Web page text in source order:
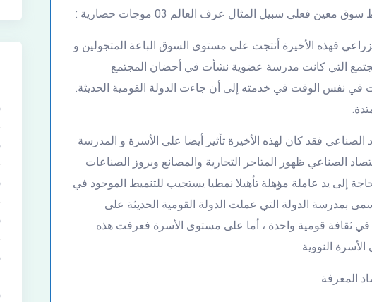
فعلى سبيل المثال عرف العالم 03 موجات حضارية :
فهذه الأخيرة أنتجت على مستوى السوق الباعة المتجولين و
التي كانت مدرسة عضوية نشأت في أحضان المجتمع
نفس الوقت في خدمته إلى أن جاءت الدولة القومية الحديثة.
الصناعي فقد كان لهذه الأخيرة تأثير أيضا على الأسرة و المدرسة
الصناعي ظهور المتاجر التجارية والمصانع وبروز الصناعات
إلى يد عاملة مؤهلة تأهيلا نمطيا يستجيب للتنميط الموجود في
بمدرسة الدولة التي عملت الدولة القومية الحديثة على
في ثقافة قومية واحدة ، أما على مستوى الأسرة فعرفت هذه
النووية.